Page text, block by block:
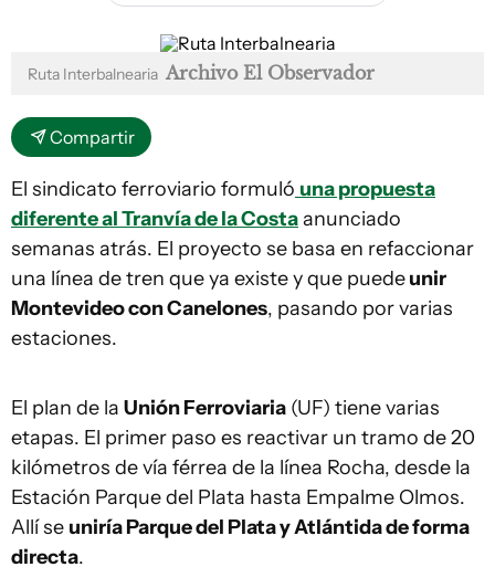
Ruta Interbalnearia Archivo El Observador
Compartir
El sindicato ferroviario formuló una propuesta
diferente al Tranvía de la Costaanunciado
semanas atrás. El proyecto se basa en refaccionar
una línea de tren que ya existe y que puedeunir
Montevideo con Canelones, pasando por varias
estaciones.
El plan de la Unión Ferroviaria (UF) tiene varias
etapas. El primer paso es reactivar un tramo de 20
kilómetros de vía férrea de la línea Rocha, desde la
Estación Parque del Plata hasta Empalme Olmos.
Allí se uniría Parque del Plata y Atlántida de forma
directa.